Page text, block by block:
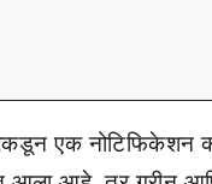
एक नोटिफिकेशन